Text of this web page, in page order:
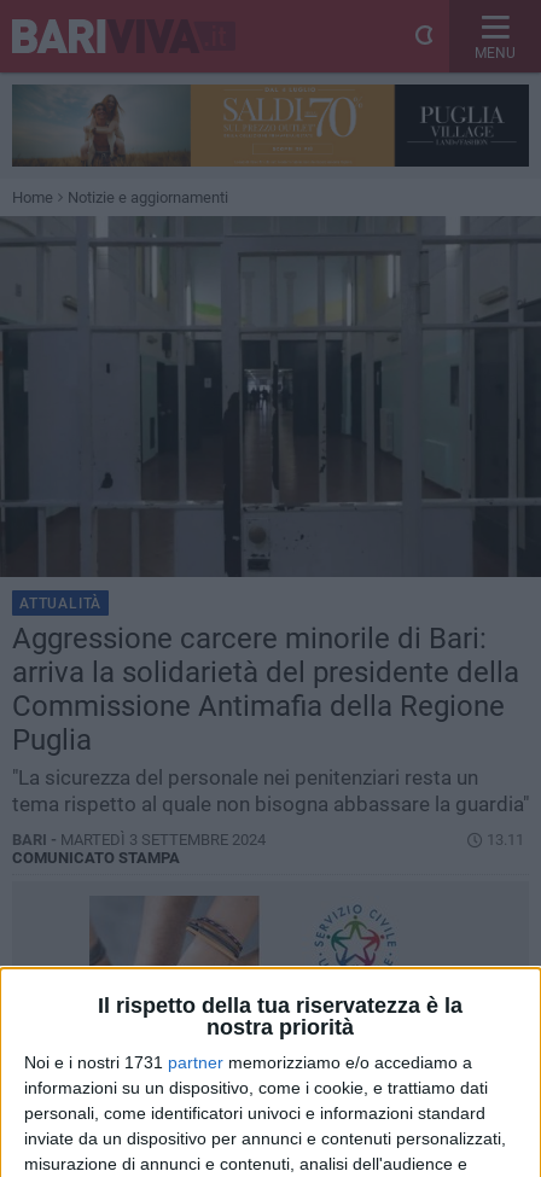
Il rispetto della tua riservatezza è la
nostra priorità
Noi e i nostri 1731 partner memorizziamo e/o accediamo a
informazioni su un dispositivo, come i cookie, e trattiamo dati
personali, come identificatori univoci e informazioni standard
inviate da un dispositivo per annunci e contenuti personalizzati,
misurazione di annunci e contenuti, analisi dell'audience e
MENU
Home Notizie e aggiornamenti
ATTUALITÀ
Aggressione carcere minorile di Bari:
arriva la solidarietà del presidente della
Commissione Antimafia della Regione
Puglia
"La sicurezza del personale nei penitenziari resta un
tema rispetto al quale non bisogna abbassare la guardia"
BARI - MARTEDÌ 3 SETTEMBRE 2024
13.11
COMUNICATO STAMPA